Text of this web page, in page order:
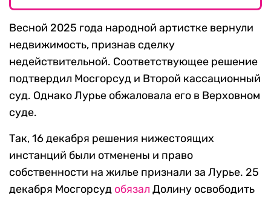
Весной 2025 года народной артистке вернули
недвижимость, признав сделку
недействительной. Соответствующее решение
подтвердил Мосгорсуд и Второй кассационный
суд. Однако Лурье обжаловала его в Верховном
суде.
Так, 16 декабря решения нижестоящих
инстанций были отменены и право
собственности на жилье признали за Лурье. 25
декабря Мосгорсуд обязал Долину освободить